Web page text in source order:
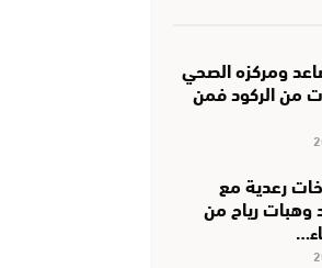
ومركزه الصحي
من الركود فمن
رعدية مع
وهبات رياح من